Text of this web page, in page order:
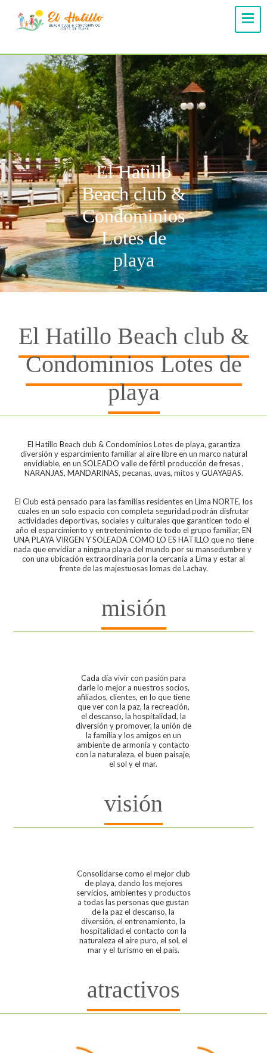
El Hatillo
Beach club &
Condominios
Lotes de
playa
El Hatillo Beach club &
Condominios Lotes de
playa
El Hatillo Beach club & Condominios Lotes de playa, garantiza
diversión y esparcimiento familiar al aire libre en un marco natural
envidiable, en un SOLEADO valle de fértil producción de fresas ,
NARANJAS, MANDARINAS, pecanas, uvas, mitos y GUAYABAS.
El Club está pensado para las familias residentes en Lima NORTE, los
cuales en un solo espacio con completa seguridad podrán disfrutar
actividades deportivas, sociales y culturales que garanticen todo el
año el esparcimiento y entretenimiento de todo el grupo familiar, EN
UNA PLAYA VIRGEN Y SOLEADA COMO LO ES HATILLO que no tiene
nada que envidiar a ninguna playa del mundo por su mansedumbre y
con una ubicación extraordinaria por la cercanía a Lima y estar al
frente de las majestuosas lomas de Lachay.
misión
Cada día vivir con pasión para
darle lo mejor a nuestros socios,
afiliados, clientes, en lo que tiene
que ver con la paz, la recreación,
el descanso, la hospitalidad, la
diversión y promover, la unión de
la familia y los amigos en un
ambiente de armonía y contacto
con la naturaleza, el buen paisaje,
el sol y el mar.
visión
Consolidarse como el mejor club
de playa, dando los mejores
servicios, ambientes y productos
a todas las personas que gustan
de la paz el descanso, la
diversión, el entrenamiento, la
hospitalidad el contacto con la
naturaleza el aire puro, el sol, el
mar y el turismo en el país.
atractivos